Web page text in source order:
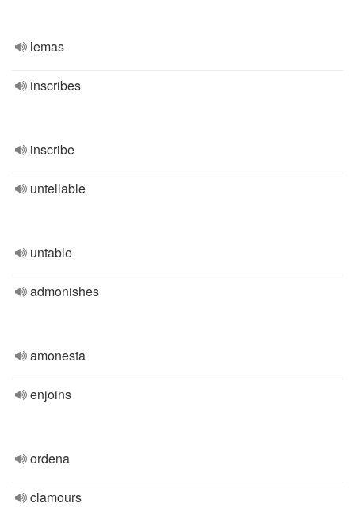
lemas
inscribes
inscribe
untellable
untable
admonishes
amonesta
enjoins
ordena
clamours